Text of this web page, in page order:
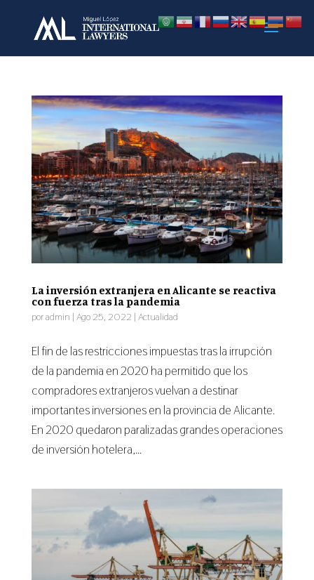
La inversión extranjera en Alicante se reactiva
con fuerza tras la pandemia
poradmin | Ago 25, 2022 | Actualidad
El fin de las restricciones impuestas tras la irrupción
de la pandemia en 2020 ha permitido que los
compradores extranjeros vuelvan a destinar
importantes inversiones en la provincia de Alicante.
En 2020 quedaron paralizadas grandes operaciones
de inversión hotelera,...